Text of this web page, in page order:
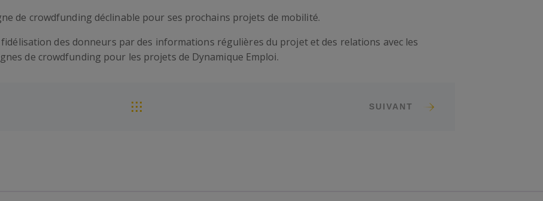
de crowdfunding déclinable pour ses prochains projets de mobilité.
des donneurs par des informations régulières du projet et des relations avec les
de crowdfunding pour les projets de Dynamique Emploi.
SUIVANT